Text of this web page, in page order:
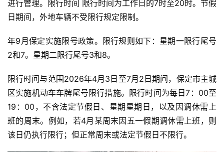
进行管理。限行时间 限行时间为工作日的7时至20时。节假
日期间，外地车辆不受限行规定限制。
年9月保定实施限号政策。限行规则如下：星期一限行尾号
2和7。星期二限行尾号3和8。
限行时间与范围2026年4月3日至7月2日期间，保定市主城
区实施机动车车牌尾号限行措施。限行时间为每日7：00至
19：00，不含法定节假日、星期星期日，以及因调休需上
班的周末。例如，若4月某周末因五一假期调休需上班，则
该日仍执行限行；但正常周末或法定节假日不限行。